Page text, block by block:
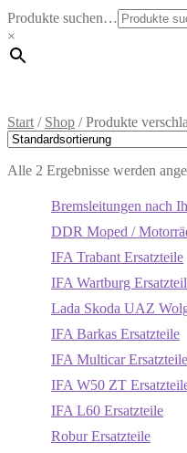
Produkte suchen…
×
Start / Shop /Produkte
Alle 2 Ergebnisse werden
Bremsleitungen nach
DDR Moped /
IFA Trabant Ersatzteile
IFA Wartburg
Lada Skoda UAZ
IFA Barkas Ersatzteile
IFA Multicar Ersatzteile
IFA W50 ZT
IFA L60 Ersatzteile
Robur Ersatzteile